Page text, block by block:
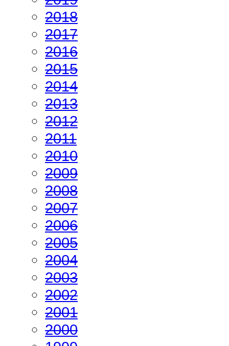
2018
2017
2016
2015
2014
2013
2012
2011
2010
2009
2008
2007
2006
2005
2004
2003
2002
2001
2000